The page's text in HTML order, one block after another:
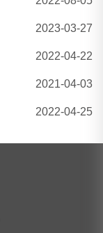
2023-03-27
2022-04-22
2021-04-03
2022-04-25